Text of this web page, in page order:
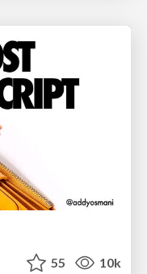
55 10k